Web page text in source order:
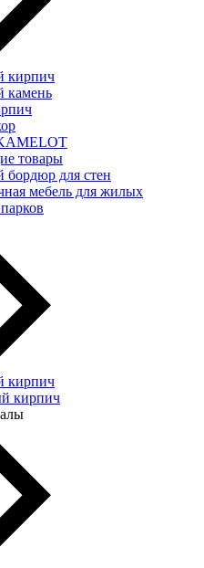
кирпич
камень
товары
бордюр для стен
мебель для жилых
кирпич
кирпич